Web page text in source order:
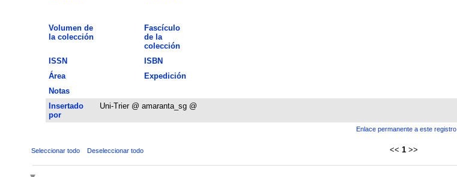
Volumen de
la colección
Fascículo
de la
colección
ISSN ISBN
Área
Expedición
Notas
Insertado
por
Uni-Trier @ amaranta_sg @
Enlace permanente a este registro
Seleccionar todo Deseleccionar todo << 1 >>